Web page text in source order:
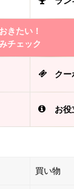
きたい！
チェック
クー
お役
買い物